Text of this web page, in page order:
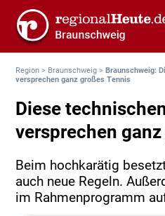
Region > Braunschweig >Braunschweig:
versprechen ganz großes Tennis
Diese
versprechen
Beim hochkarätig
auch neue Regeln.
im Rahmenprogramm